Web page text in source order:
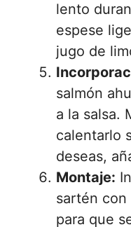
lento
espese
jugo de
salmón
a la salsa.
calentarlo
deseas,
Montaje:
sartén con
para que